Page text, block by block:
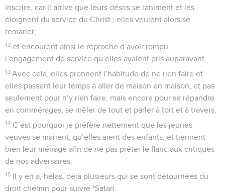
inscrire, car il arrive que leurs désirs se raniment et les
éloignent du service du Christ ; elles veulent alors se
remarier,
12 et encourent ainsi le reproche d’avoir rompu
l’engagement de service qu’elles avaient pris auparavant.
13 Avec cela, elles prennent l’habitude de ne rien faire et
elles passent leur temps à aller de maison en maison, et pas
seulement pour n’y rien faire, mais encore pour se répandre
en commérages, se mêler de tout et parler à tort et à travers.
14 C’est pourquoi je préfère nettement que les jeunes
veuves se marient, qu’elles aient des enfants, et tiennent
bien leur ménage afin de ne pas prêter le flanc aux critiques
de nos adversaires.
15 Il y en a, hélas, déjà plusieurs qui se sont détournées du
droit chemin pour suivre *Satan.